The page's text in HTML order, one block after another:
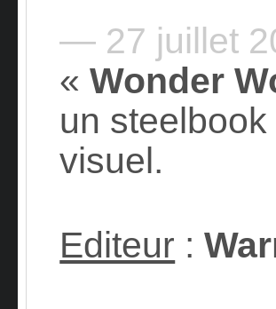
— 27 juillet
«Wonder
un steelbook
visuel.
Editeur :